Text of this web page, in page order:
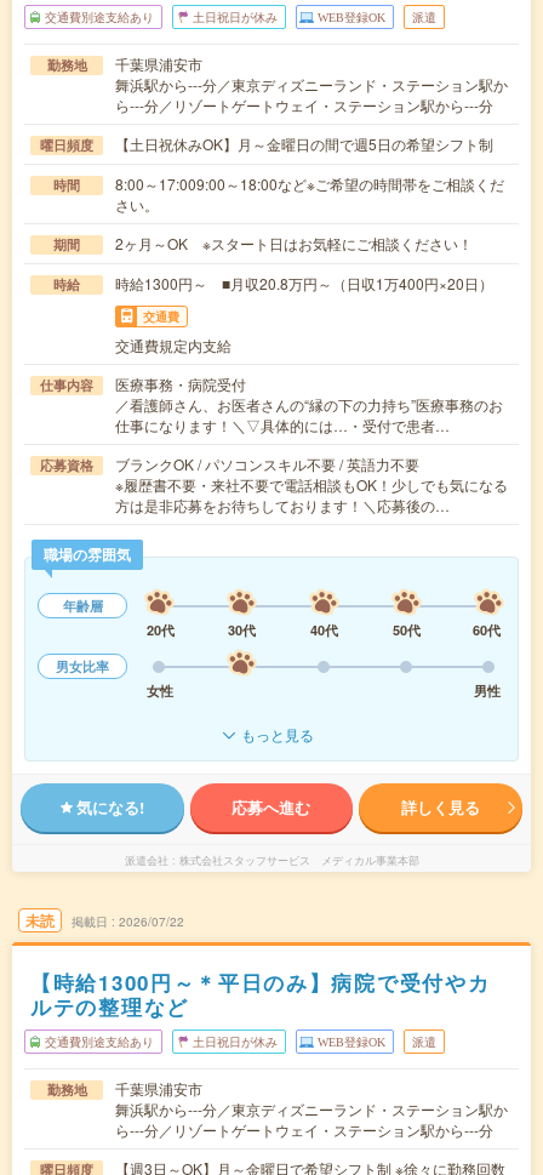
交通費別途支給あり 土日祝日が休み WEB登録OK 派遣
勤務地
千葉県浦安市
舞浜駅から---分／東京ディズニーランド・ステーション駅か
ら---分／リゾートゲートウェイ・ステーション駅から---分
曜日頻度 【土日祝休みOK】月～金曜日の間で週5日の希望シフト制
時間
8:00～17:009:00～18:00など※ご希望の時間帯をご相談くだ
さい。
期間 2ヶ月～OK ※スタート日はお気軽にご相談ください！
時給 時給1300円～ ■月収20.8万円～（日収1万400円×20日）
交通費
交通費規定内支給
仕事内容
医療事務・病院受付
／看護師さん、お医者さんの“縁の下の力持ち”医療事務のお
仕事になります！＼▽具体的には…・受付で患者…
応募資格
ブランクOK / パソコンスキル不要 / 英語力不要
※履歴書不要・来社不要で電話相談もOK！少しでも気になる
方は是非応募をお待ちしております！＼応募後の…
職場の雰囲気
年齢層
20代
30代 40代 50代
60代
男女比率
女性
男性
もっと見る
気になる! 応募へ進む 詳しく見る
派遣会社 株式会社スタッフサービス メディカル事業本部
未読 掲載日 2026/07/22
【時給1300円～＊平日のみ】病院で受付やカ
ルテの整理など
交通費別途支給あり 土日祝日が休み WEB登録OK 派遣
勤務地
千葉県浦安市
舞浜駅から---分／東京ディズニーランド・ステーション駅か
ら---分／リゾートゲートウェイ・ステーション駅から---分
曜日頻度 【週3日～OK】月～金曜日で希望シフト制 ※徐々に勤務回数